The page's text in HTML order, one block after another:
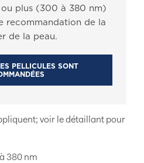
plus (300 à 380 nm)
recommandation de la
de la peau.
PELLICULES SONT
voir le détaillant pour
380 nm